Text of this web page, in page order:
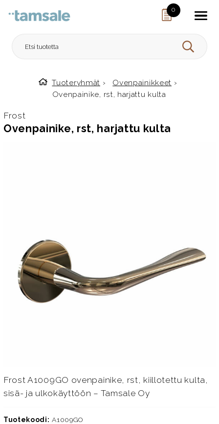
0
HAE
Etusivulle
Tuoteryhmät › Ovenpainikkeet ›
Ovenpainike, rst, harjattu kulta
Frost
Ovenpainike, rst, harjattu kulta
Frost A1009GO ovenpainike, rst, kiillotettu kulta,
sisä- ja ulkokäyttöön – Tamsale Oy
Tuotekoodi: A1009GO